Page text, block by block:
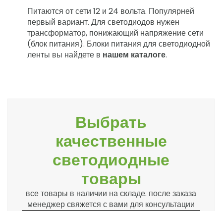
Питаются от сети 12 и 24 вольта. Популярней
первый вариант. Для светодиодов нужен
трансформатор, понижающий напряжение сети
(блок питания). Блоки питания для светодиодной
ленты вы найдете в нашем каталоге.
Выбрать
качественные
светодиодные
товары
все товары в наличии на складе. после заказа
менеджер свяжется с вами для консультации